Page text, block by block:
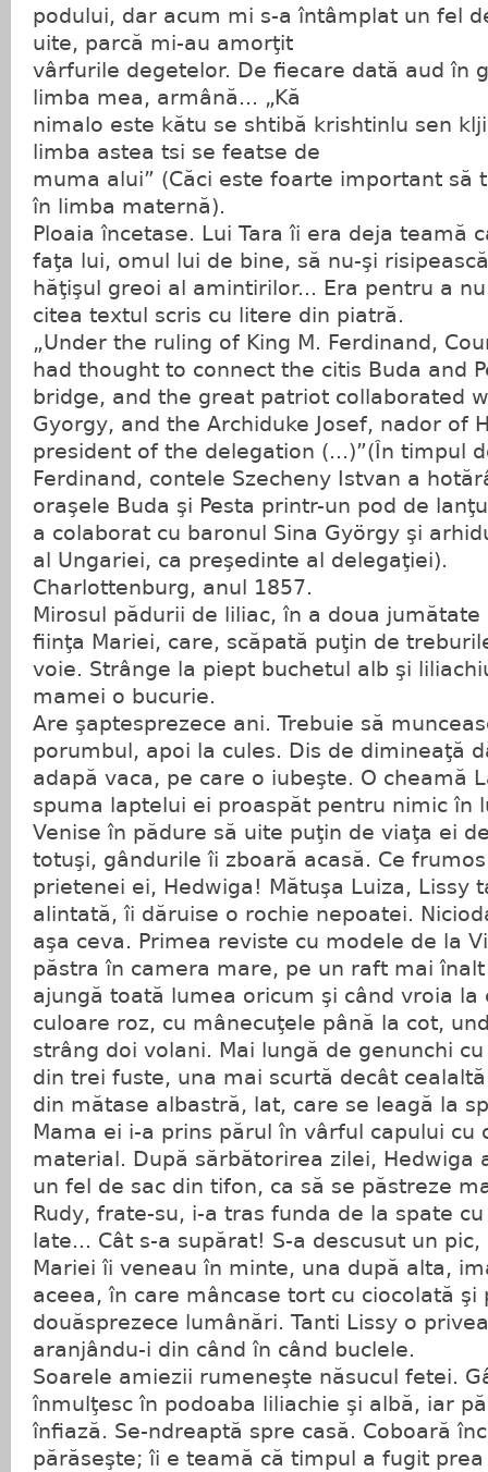
podului, dar acum mi s-a întâmplat un fel
uite, parcă mi-au amorţit
vârfurile degetelor. De fiecare dată aud în
limba mea, armână... „Kă
nimalo este kătu se shtibă krishtinlu sen
limba astea tsi se featse de
muma alui” (Căci este foarte important să
în limba maternă).
Ploaia încetase. Lui Tara îi era deja teamă
faţa lui, omul lui de bine, să nu-şi
hăţişul greoi al amintirilor... Era pentru a
citea textul scris cu litere din piatră.
„Under the ruling of King M. Ferdinand,
had thought to connect the citis Buda and
bridge, and the great patriot collaborated
Gyorgy, and the Archiduke Josef, nador of
president of the delegation (...)”(În timpul
Ferdinand, contele Szecheny Istvan a
oraşele Buda şi Pesta printr-un pod de
a colaborat cu baronul Sina György şi
al Ungariei, ca preşedinte al delegaţiei).
Charlottenburg, anul 1857.
Mirosul pădurii de liliac, în a doua
fiinţa Mariei, care, scăpată puţin de
voie. Strânge la piept buchetul alb şi
mamei o bucurie.
Are şaptesprezece ani. Trebuie să
porumbul, apoi la cules. Dis de dimineaţă
adapă vaca, pe care o iubeşte. O cheamă
spuma laptelui ei proaspăt pentru nimic în
Venise în pădure să uite puţin de viaţa ei
totuşi, gândurile îi zboară acasă. Ce
prietenei ei, Hedwiga! Mătuşa Luiza, Lissy
alintată, îi dăruise o rochie nepoatei.
aşa ceva. Primea reviste cu modele de la
păstra în camera mare, pe un raft mai
ajungă toată lumea oricum şi când vroia la
culoare roz, cu mânecuţele până la cot,
strâng doi volani. Mai lungă de genunchi
din trei fuste, una mai scurtă decât
din mătase albastră, lat, care se leagă la
Mama ei i-a prins părul în vârful capului cu
material. După sărbătorirea zilei, Hedwiga
un fel de sac din tifon, ca să se păstreze
Rudy, frate-su, i-a tras funda de la spate
late... Cât s-a supărat! S-a descusut un
Mariei îi veneau în minte, una după alta,
aceea, în care mâncase tort cu ciocolată şi
douăsprezece lumânări. Tanti Lissy o
aranjându-i din când în când buclele.
Soarele amiezii rumeneşte năsucul fetei.
înmulţesc în podoaba liliachie şi albă, iar
înfiază. Se-ndreaptă spre casă. Coboară
părăseşte; îi e teamă că timpul a fugit